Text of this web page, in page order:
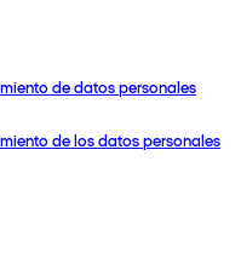
de datos personales
de los datos personales